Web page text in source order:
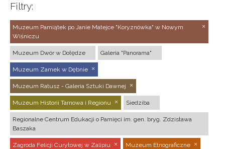
Filtry:
Muzeum Pamiątek po Janie Matejce "Koryznówka" w Nowym
Wiśniczu
Muzeum Dwór w Dołędze Galeria "Panorama"
Muzeum Zamek w Dębnie
Muzeum Ratusz - Galeria Sztuki Dawnej
Muzeum Historii Tarnowa i Regionu Siedziba
Regionalne Centrum Edukacji o Pamięci im. gen. bryg. Zdzisława
Baszaka
Zagroda Felicji Curyłowej w Zalipiu Muzeum Etnograficzne